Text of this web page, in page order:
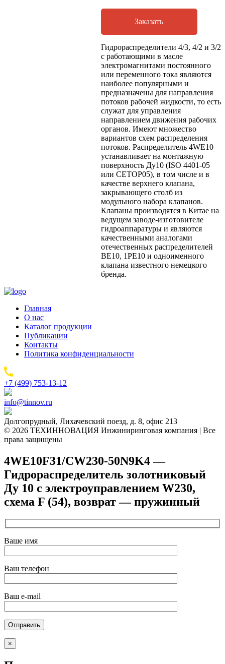
Заказать
Гидрораспределители 4/3, 4/2 и 3/2
с работающими в масле
электромагнитами постоянного
или переменного тока являются
наиболее популярными и
предназначены для направления
потоков рабочей жидкости, то есть
служат для управления
направлением движения рабочих
органов. Имеют множество
вариантов схем распределения
потоков. Распределитель 4WE10
устанавливает на монтажную
поверхность Ду10 (ISO 4401-05
или CETOP05), в том числе и в
качестве верхнего клапана,
закрывающего столб из
модульного набора клапанов.
Клапаны производятся в Китае на
ведущем заводе-изготовителе
гидроаппаратуры и являются
качественными аналогами
отечественных распределителей
ВЕ10, 1РЕ10 и одноименного
клапана известного немецкого
бренда.
Главная
О нас
Каталог продукции
Публикации
Контакты
Политика конфиденциальности
+7 (499) 753-13-12
info@tinnov.ru
Долгопрудный, Лихачевский поезд, д. 8, офис 213
© 2026 ТЕХИННОВАЦИЯ Инжиниринговая компания | Все
права защищены
4WE10F31/CW230-50N9K4 —
Гидрораспределитель золотниковый
Ду 10 с электроуправлением W230,
схема F (54), возврат — пружинный
Ваше имя
Ваш телефон
Ваш e-mail
×